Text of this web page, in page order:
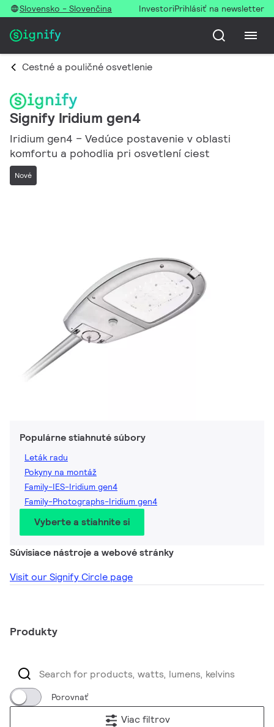
Slovensko - Slovenčina InvestoriPrihlásiť na newsletter
Cestné a pouličné osvetlenie
Signify Iridium gen4
Iridium gen4 – Vedúce postavenie v oblasti
komfortu a pohodlia pri osvetlení ciest
Nové
Populárne stiahnuté súbory
Leták radu
Pokyny na montáž
Family-IES-Iridium gen4
Family-Photographs-Iridium gen4
Vyberte a stiahnite si
Súvisiace nástroje a webové stránky
Visit our Signify Circle page
Produkty
Porovnať
Viac filtrov